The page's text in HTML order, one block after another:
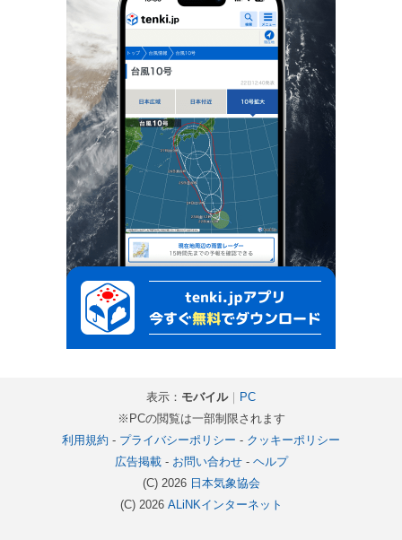
表示： モバイル｜ PC
※PCの閲覧は一部制限されます
利用規約 - プライバシーポリシー - クッキーポリシー
広告掲載- お問い合わせ- ヘルプ
(C) 2026 日本気象協会
(C) 2026 ALiNKインターネット